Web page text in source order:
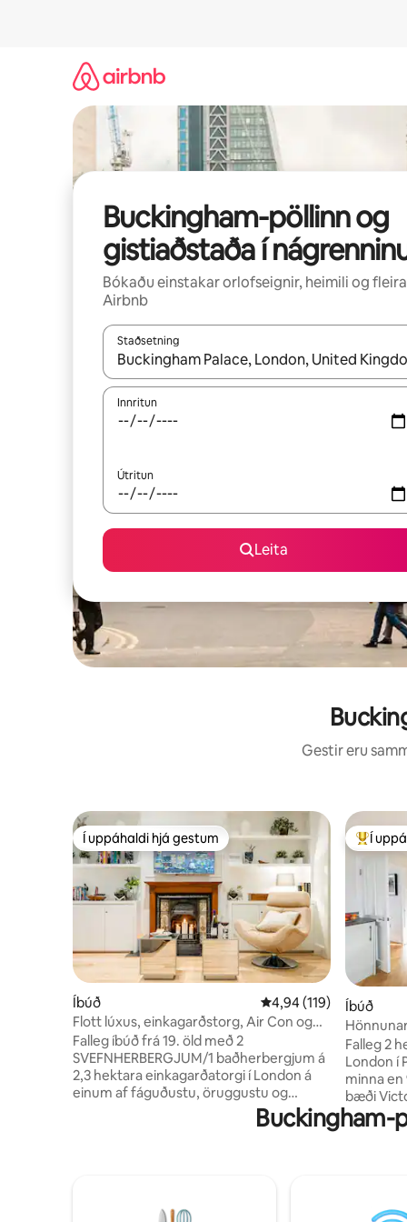
Buckingham-pöllinn og
gistiaðstaða í
Bókaðu einstakar orlofseignir, heimili og
Airbnb
Staðsetning
Þegar niðurstöður liggja fyrir skaltu nota upp og
Innritun
Útritun
Leita
Gestir eru
Í uppáhaldi hjá gestum
Í uppáhaldi hjá gestum
Íbúð 4,94 af 5 í
4,94 (119)
Flott lúxus, einkagarðstorg, Air Con og
fleira
Falleg íbúð frá 19. öld með 2
SVEFNHERBERGJUM/1 baðherbergjum á
2,3 hektara einkagarðatorgi í London á
einum af fáguðustu, öruggustu og
þægilegustu stöðum London til að skoða
mínútna göngufjarlægð. Frábær stíll og
Í mestu
Í
Íbúð
Falleg 2
London í
minna
bæði
Buckingham-